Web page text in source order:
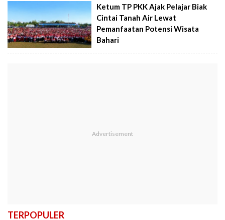
Ketum TP PKK Ajak Pelajar Biak
Cintai Tanah Air Lewat
Pemanfaatan Potensi Wisata
Bahari
TERPOPULER